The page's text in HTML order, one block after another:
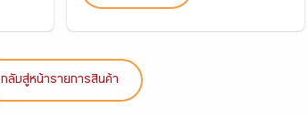
กลับสู่หน้ารายการสินค้า